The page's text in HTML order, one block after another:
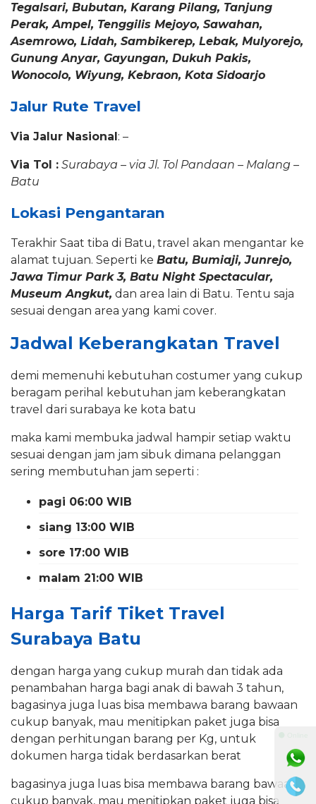
Tegalsari, Bubutan, Karang Pilang, Tanjung
Perak, Ampel, Tenggilis Mejoyo, Sawahan,
Asemrowo, Lidah, Sambikerep, Lebak, Mulyorejo,
Gunung Anyar, Gayungan, Dukuh Pakis,
Wonocolo, Wiyung, Kebraon, Kota Sidoarjo
Jalur Rute Travel
Via Jalur Nasional: –
Via Tol : Surabaya – via Jl. Tol Pandaan – Malang –
Batu
Lokasi Pengantaran
Terakhir Saat tiba di Batu, travel akan mengantar ke
alamat tujuan. Seperti ke Batu, Bumiaji, Junrejo,
Jawa Timur Park 3, Batu Night Spectacular,
Museum Angkut, dan area lain di Batu. Tentu saja
sesuai dengan area yang kami cover.
Jadwal Keberangkatan Travel
demi memenuhi kebutuhan costumer yang cukup
beragam perihal kebutuhan jam keberangkatan
travel dari surabaya ke kota batu
maka kami membuka jadwal hampir setiap waktu
sesuai dengan jam jam sibuk dimana pelanggan
sering membutuhan jam seperti :
pagi 06:00 WIB
siang 13:00 WIB
sore 17:00 WIB
malam 21:00 WIB
Harga Tarif Tiket Travel
Surabaya Batu
dengan harga yang cukup murah dan tidak ada
penambahan harga bagi anak di bawah 3 tahun,
bagasinya juga luas bisa membawa barang bawaan
cukup banyak, mau menitipkan paket juga bisa
dengan perhitungan barang per Kg, untuk
dokumen harga tidak berdasarkan berat
bagasinya juga luas bisa membawa barang bawaan
cukup banyak, mau menitipkan paket juga bisa